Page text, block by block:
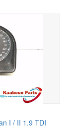
I / II 1.9 TDI